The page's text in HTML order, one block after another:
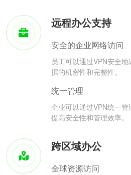
远程办公支持
安全的企业网络访问
员工可以通过VPN安全
据的机密性和完整性。
统一管理
企业可以通过VPN统一管
提高安全性和管理效率。
跨区域办公
全球资源访问